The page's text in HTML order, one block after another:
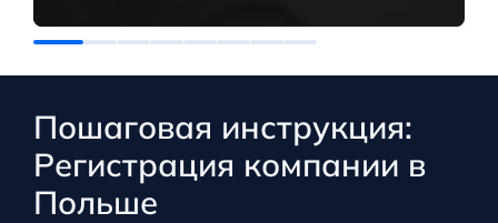
Пошаговая инструкция:
Регистрация компании в
Польше